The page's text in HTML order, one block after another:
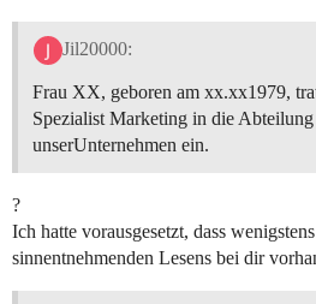
Jil20000:
Frau XX, geboren am xx.xx1979,
Spezialist Marketing in die
unserUnternehmen ein.
?
Ich hatte vorausgesetzt, dass
sinnentnehmenden Lesens bei dir